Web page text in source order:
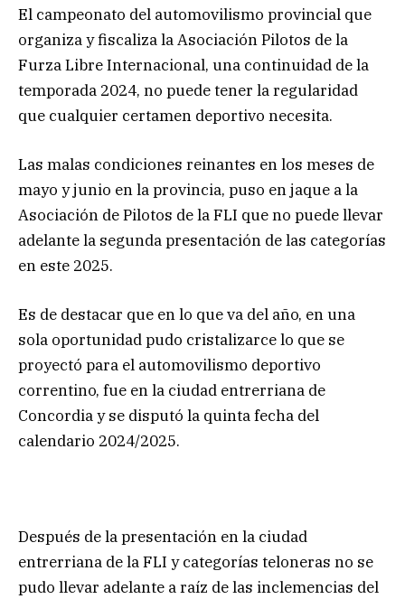
El campeonato del automovilismo provincial que
organiza y fiscaliza la Asociación Pilotos de la
Furza Libre Internacional, una continuidad de la
temporada 2024, no puede tener la regularidad
que cualquier certamen deportivo necesita.
Las malas condiciones reinantes en los meses de
mayo y junio en la provincia, puso en jaque a la
Asociación de Pilotos de la FLI que no puede llevar
adelante la segunda presentación de las categorías
en este 2025.
Es de destacar que en lo que va del año, en una
sola oportunidad pudo cristalizarce lo que se
proyectó para el automovilismo deportivo
correntino, fue en la ciudad entrerriana de
Concordia y se disputó la quinta fecha del
calendario 2024/2025.
Después de la presentación en la ciudad
entrerriana de la FLI y categorías teloneras no se
pudo llevar adelante a raíz de las inclemencias del